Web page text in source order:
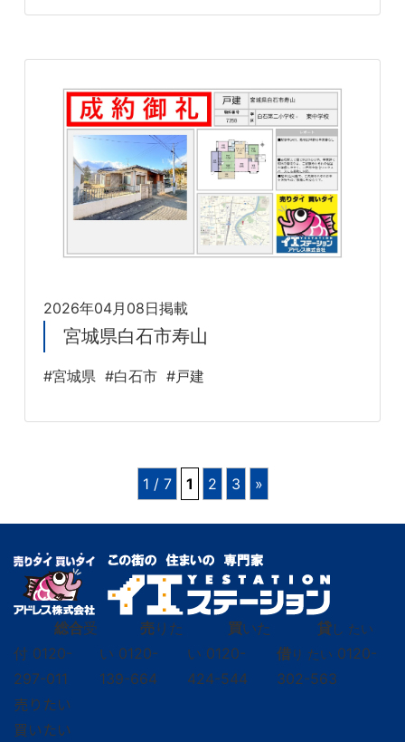
2026年04月08日掲載
宮城県白石市寿山
#宮城県 #白石市 #戸建
1 / 7 1 2 3 »
総合受
付 0120-
297-011
売りた
い 0120-
139-664
買いた
い 0120-
424-544
貸し たい
借り たい 0120-
302-563
売りたい
買いたい